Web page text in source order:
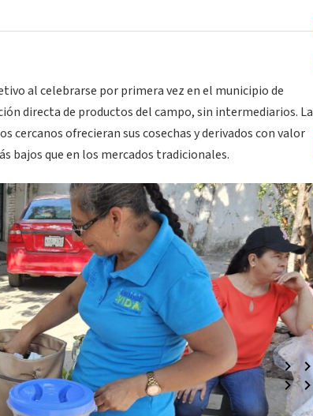
al celebrarse por primera vez en el municipio de
directa de productos del campo, sin intermediarios. La
cercanos ofrecieran sus cosechas y derivados con valor
bajos que en los mercados tradicionales.